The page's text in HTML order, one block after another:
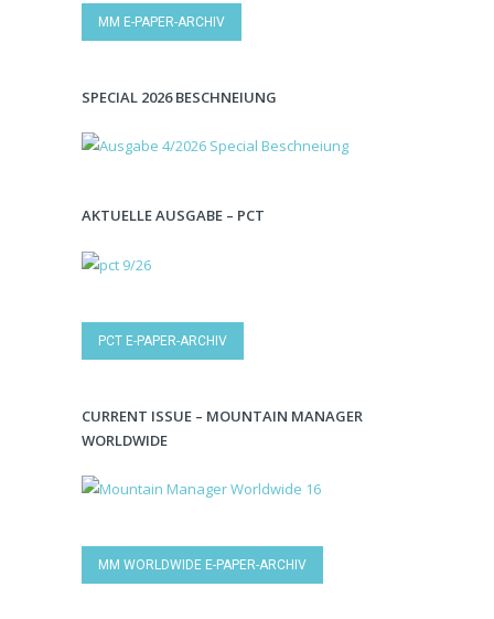
MM E-PAPER-ARCHIV
SPECIAL 2026 BESCHNEIUNG
AKTUELLE AUSGABE – PCT
PCT E-PAPER-ARCHIV
CURRENT ISSUE – MOUNTAIN MANAGER
WORLDWIDE
MM WORLDWIDE E-PAPER-ARCHIV